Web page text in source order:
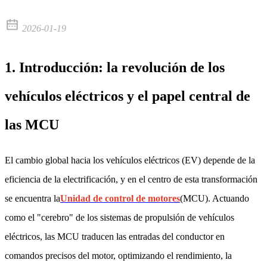
2026-01-19
1. Introducción: la revolución de los
vehículos eléctricos y el papel central de
las MCU
El cambio global hacia los vehículos eléctricos (EV) depende de la
eficiencia de la electrificación, y en el centro de esta transformación
se encuentra laUnidad de control de motores(MCU). Actuando
como el "cerebro" de los sistemas de propulsión de vehículos
eléctricos, las MCU traducen las entradas del conductor en
comandos precisos del motor, optimizando el rendimiento, la